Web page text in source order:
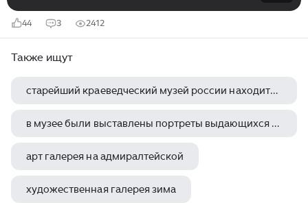
44 3 2412
Также ищут
старейший краеведческий музей россии находится в городе находится
в музее были выставлены портреты выдающихся ученых прошедших достойный жизненный путь и являющих
арт галерея на адмиралтейской
художественная галерея зима